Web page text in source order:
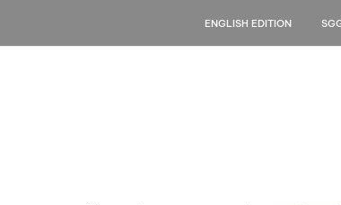
ENGLISH EDITION